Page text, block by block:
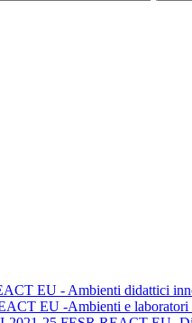
EU - Ambienti didattici
EU -Ambienti e laboratori